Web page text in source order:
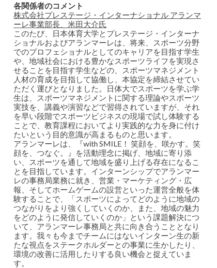
各関係者のコメント
株式会社プレステージ・インターナショナル アランマ
ーレ事業部長、米田大介氏
このたび、日本体育大学とプレステージ・インターナ
ショナルおよびアランマーレは、将来、スポーツ分野
でのプロフェショナルとしてのキャリアを目指す学生
や、地域社会における豊かなスポーツライフを実現さ
せることを目指す学生などの、スポーツマネジメント
人材の育成を目指して協働し、本協定を締結させてい
ただく運びとなりました。日体大でスポーツを学ぶ学
生は、スポーツマネジメントに関する理論やスポーツ
実技を、講義や演習などで習得されていますが、それ
を早い段階でスポーツビジネスの現場で試し体験する
ことで、教育課程においてより実践的な力を身に付け
たいという目的意識が高まるものと思います。
アランマーレは、『with SMILE！ 笑顔を、咲かす。笑
顔を、つなぐ。』を活動理念に掲げ、地域に寄り添
い、スポーツを通して地域を盛り上げる存在になるこ
とを目指しています。インターンシップでアランマー
レの事務局業務に就き、営業・マーケティング・広
報、そしてホームゲームの設営といった運営全般を体
験することで、「スポーツによってどのように地域の
つながりをより強くしていくのか、また、地域の魅力
をどのように発信していくのか」という課題解決につ
いて、アランマーレ事務局と共に向き合うこととなり
ます。我々も今までチームにはないインターン生の新
たな視点をステークホルダーとの事業に生かしたり、
環境の改善に活用したりする良い機会と捉えていま
す。